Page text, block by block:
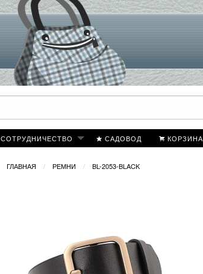
СОТРУДНИЧЕСТВО САДОВОД КОРЗИНА
ГЛАВНАЯ РЕМНИ BL-2053-BLACK